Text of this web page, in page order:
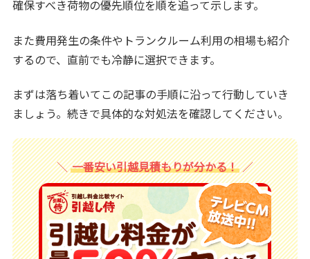
確保すべき荷物の優先順位を順を追って示します。
また費用発生の条件やトランクルーム利用の相場も紹介
するので、直前でも冷静に選択できます。
まずは落ち着いてこの記事の手順に沿って行動していき
ましょう。続きで具体的な対処法を確認してください。
一番安い引越見積もりが分かる！